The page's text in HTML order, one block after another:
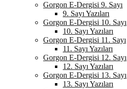
Gorgon E-Dergisi 9. Sayı
9. Sayı Yazıları
Gorgon E-Dergisi 10. Sayı
10. Sayı Yazıları
Gorgon E-Dergisi 11. Sayı
11. Sayı Yazıları
Gorgon E-Dergisi 12. Sayı
12. Sayı Yazıları
Gorgon E-Dergisi 13. Sayı
13. Sayı Yazıları